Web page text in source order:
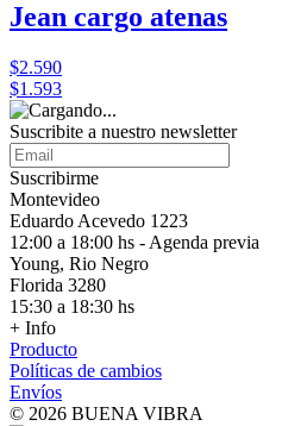
Jean cargo atenas
$2.590
$1.593
Suscribite a nuestro newsletter
Suscribirme
Montevideo
Eduardo Acevedo 1223
12:00 a 18:00 hs - Agenda previa
Young, Rio Negro
Florida 3280
15:30 a 18:30 hs
+ Info
Producto
Políticas de cambios
Envíos
© 2026 BUENA VIBRA